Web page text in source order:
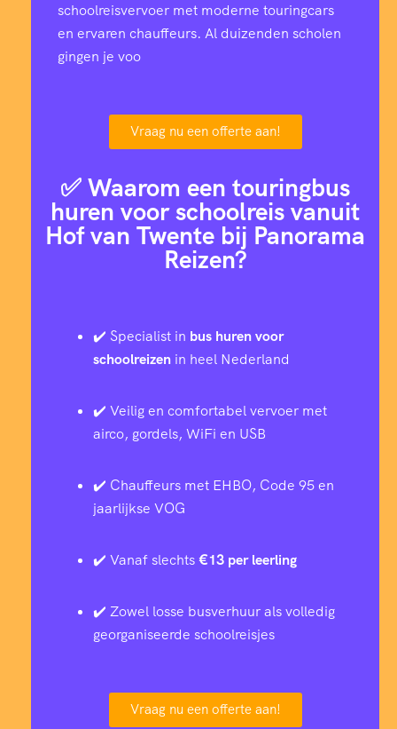
schoolreisvervoer met moderne touringcars
en ervaren chauffeurs. Al duizenden scholen
gingen je voo
Vraag nu een offerte aan!
✅ Waarom een touringbus
huren voor schoolreis vanuit
Hof van Twente bij Panorama
Reizen?
✔️ Specialist in bus huren voor
schoolreizen in heel Nederland
✔️ Veilig en comfortabel vervoer met
airco, gordels, WiFi en USB
✔️ Chauffeurs met EHBO, Code 95 en
jaarlijkse VOG
✔️ Vanaf slechts€13 per leerling
✔️ Zowel losse busverhuur als volledig
georganiseerde schoolreisjes
Vraag nu een offerte aan!